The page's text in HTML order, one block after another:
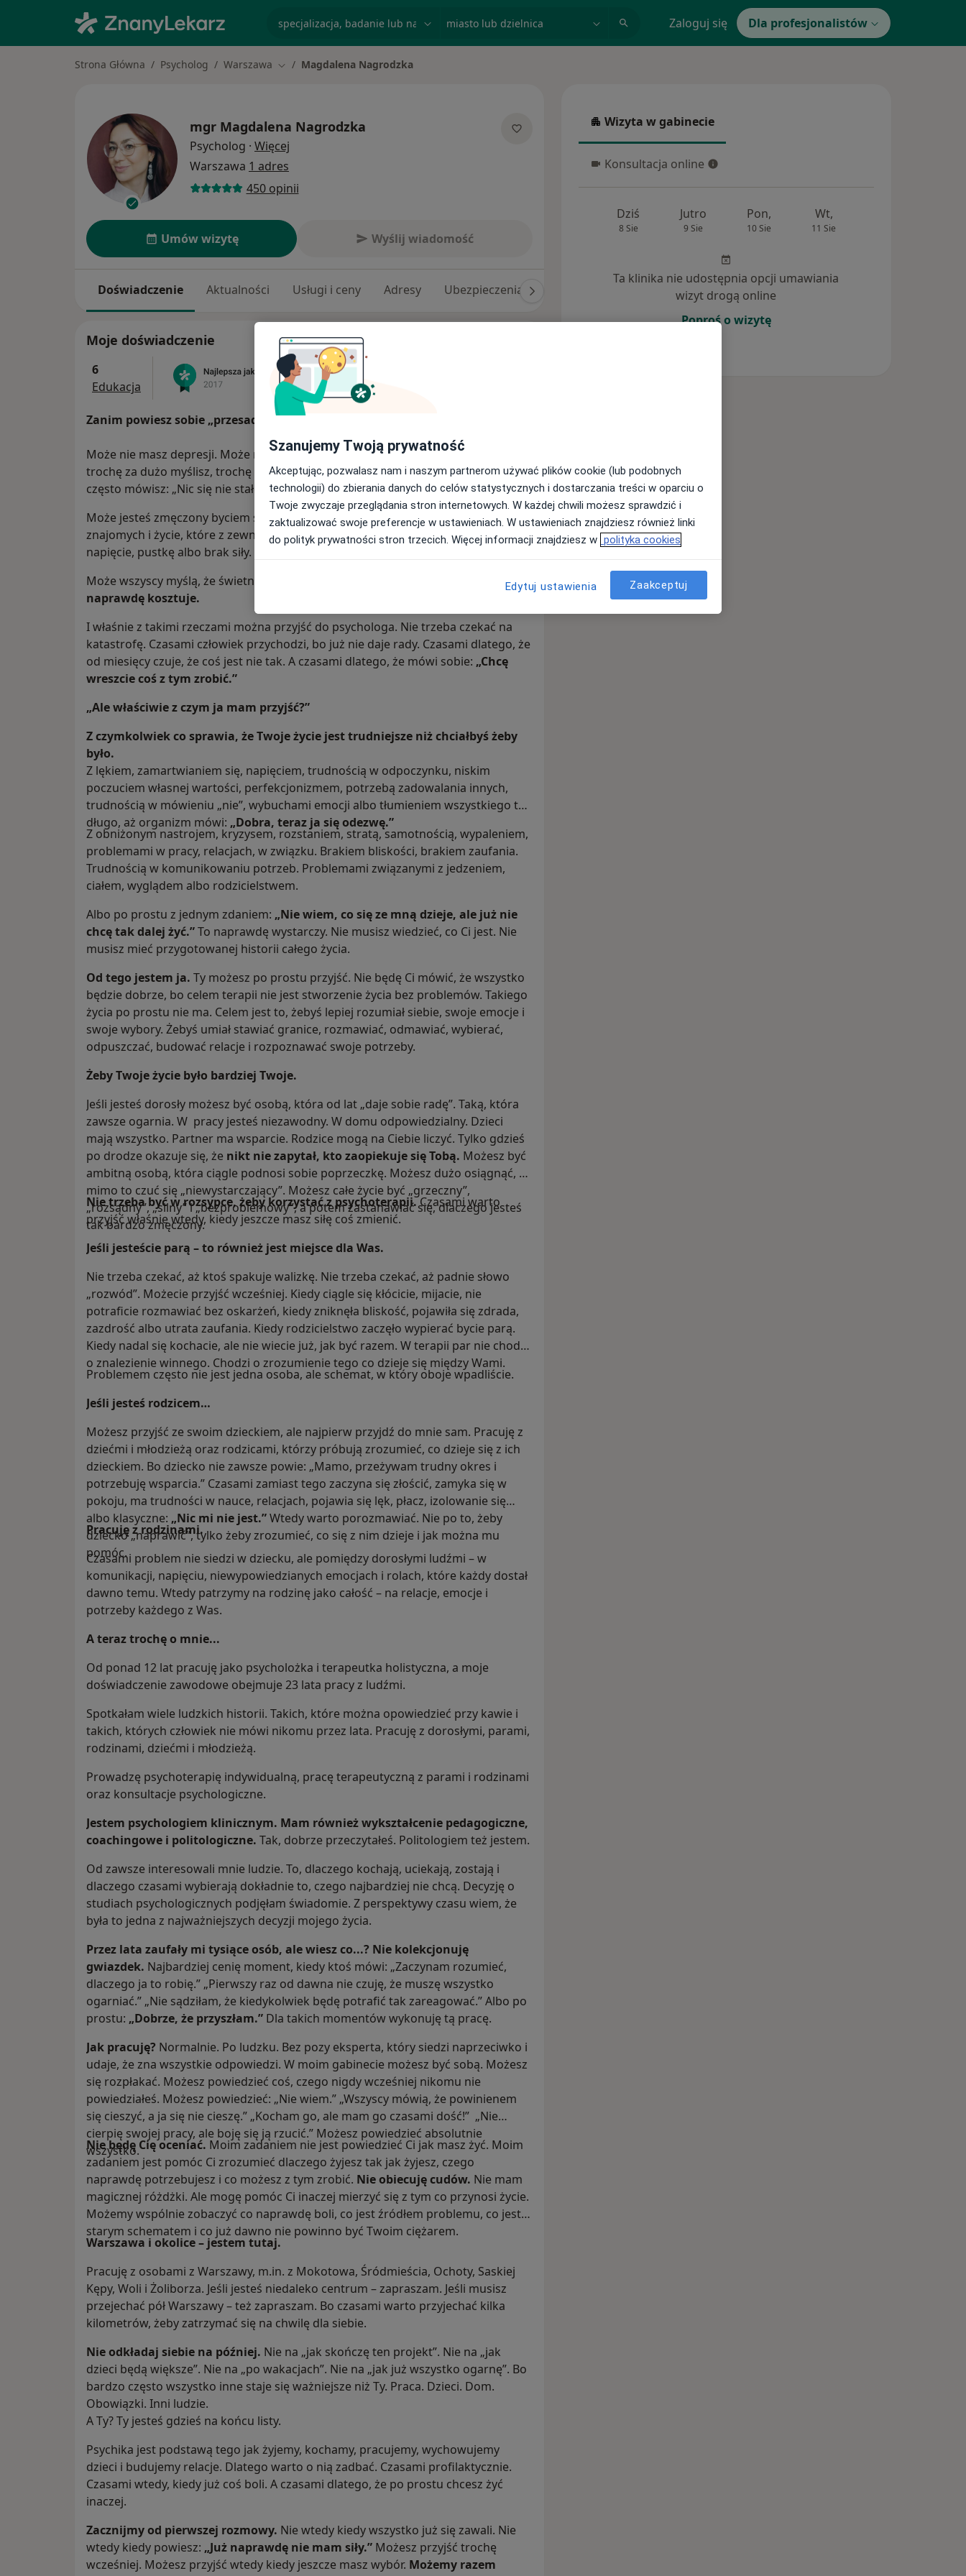
Zaloguj się Dla profesjonalistów
Strona Główna Psycholog Warszawa Zmień miasto
Magdalena Nagrodzka
mgr Magdalena Nagrodzka
Psycholog · Więcej
Warszawa 1 adres
450 opinii
Umów wizytę Wyślij wiadomość
Doświadczenie Aktualności Usługi i ceny Adresy Ubezpieczenia
Moje doświadczenie
6
Edukacja
Zanim powiesz sobie „przesadzam” – przeczytaj.
Może nie masz depresji. Może nie masz „prawdziwego problemu”. Może tylko
trochę za dużo myślisz, trochę za bardzo się wszystkim przejmujesz, trochę za
często mówisz: „Nic się nie stało”, kiedy właśnie coś się stało.
Może jesteś zmęczony byciem silnym. Masz pracę, dzieci, partnera, mieszkanie,
znajomych i życie, które z zewnątrz wygląda dobrze. A mimo to w środku czujesz
napięcie, pustkę albo brak siły.
Może wszyscy myślą, że świetnie sobie radzisz.
naprawdę kosztuje.
I właśnie z takimi rzeczami można przyjść do psychologa. Nie trzeba czekać na
katastrofę. Czasami człowiek przychodzi, bo już nie daje rady. Czasami dlatego, że
od miesięcy czuje, że coś jest nie tak. A czasami dlatego, że mówi sobie: „Chcę
wreszcie coś z tym zrobić.”
„Ale właściwie z czym ja mam przyjść?”
Z czymkolwiek co sprawia, że Twoje życie jest trudniejsze niż chciałbyś żeby
było.
Z lękiem, zamartwianiem się, napięciem, trudnością w odpoczynku, niskim
poczuciem własnej wartości, perfekcjonizmem, potrzebą zadowalania innych,
trudnością w mówieniu „nie”, wybuchami emocji albo tłumieniem wszystkiego tak
długo, aż organizm mówi: „Dobra, teraz ja się odezwę.”
Z obniżonym nastrojem, kryzysem, rozstaniem, stratą, samotnością, wypaleniem,
problemami w pracy, relacjach, w związku. Brakiem bliskości, brakiem zaufania.
Trudnością w komunikowaniu potrzeb. Problemami związanymi z jedzeniem,
ciałem, wyglądem albo rodzicielstwem.
Albo po prostu z jednym zdaniem: „Nie wiem, co się ze mną dzieje, ale już nie
chcę tak dalej żyć.”To naprawdę wystarczy. Nie musisz wiedzieć, co Ci jest. Nie
musisz mieć przygotowanej historii całego życia.
Od tego jestem ja. Ty możesz po prostu przyjść. Nie będę Ci mówić, że wszystko
będzie dobrze, bo celem terapii nie jest stworzenie życia bez problemów. Takiego
życia po prostu nie ma. Celem jest to, żebyś lepiej rozumiał siebie, swoje emocje i
swoje wybory. Żebyś umiał stawiać granice, rozmawiać, odmawiać, wybierać,
odpuszczać, budować relacje i rozpoznawać swoje potrzeby.
Żeby Twoje życie było bardziej Twoje.
Jeśli jesteś dorosły możesz być osobą, która od lat „daje sobie radę”. Taką, która
zawsze ogarnia. W pracy jesteś niezawodny. W domu odpowiedzialny. Dzieci
mają wszystko. Partner ma wsparcie. Rodzice mogą na Ciebie liczyć. Tylko gdzieś
po drodze okazuje się, że nikt nie zapytał, kto zaopiekuje się Tobą. Możesz być
ambitną osobą, która ciągle podnosi sobie poprzeczkę. Możesz dużo osiągnąć, a
mimo to czuć się „niewystarczający”. Możesz całe życie być „grzeczny”,
„rozsądny”, „silny” i „bezproblemowy”, a potem zastanawiać się, dlaczego jesteś
tak bardzo zmęczony.
Nie trzeba być w rozsypce, żeby korzystać z psychoterapii.Czasami warto
przyjść właśnie wtedy, kiedy jeszcze masz siłę coś zmienić.
Jeśli jesteście parą – to również jest miejsce dla Was.
Nie trzeba czekać, aż ktoś spakuje walizkę. Nie trzeba czekać, aż padnie słowo
„rozwód”. Możecie przyjść wcześniej. Kiedy ciągle się kłócicie, mijacie, nie
potraficie rozmawiać bez oskarżeń, kiedy zniknęła bliskość, pojawiła się zdrada,
zazdrość albo utrata zaufania. Kiedy rodzicielstwo zaczęło wypierać bycie parą.
Kiedy nadal się kochacie, ale nie wiecie już, jak być razem. W terapii par nie chodzi
o znalezienie winnego. Chodzi o zrozumienie tego co dzieje się między Wami.
Problemem często nie jest jedna osoba, ale schemat, w który oboje wpadliście.
Jeśli jesteś rodzicem…
Możesz przyjść ze swoim dzieckiem, ale najpierw przyjdź do mnie sam. Pracuję z
dziećmi i młodzieżą oraz rodzicami, którzy próbują zrozumieć, co dzieje się z ich
dzieckiem. Bo dziecko nie zawsze powie: „Mamo, przeżywam trudny okres i
potrzebuję wsparcia.” Czasami zamiast tego zaczyna się złościć, zamyka się w
pokoju, ma trudności w nauce, relacjach, pojawia się lęk, płacz, izolowanie się
albo klasyczne: „Nic mi nie jest.”Wtedy warto porozmawiać. Nie po to, żeby
dziecko „naprawić”, tylko żeby zrozumieć, co się z nim dzieje i jak można mu
pomóc.
Pracuję z rodzinami.
Czasami problem nie siedzi w dziecku, ale pomiędzy dorosłymi ludźmi – w
komunikacji, napięciu, niewypowiedzianych emocjach i rolach, które każdy dostał
dawno temu. Wtedy patrzymy na rodzinę jako całość – na relacje, emocje i
potrzeby każdego z Was.
A teraz trochę o mnie...
Od ponad 12 lat pracuję jako psycholożka i terapeutka holistyczna, a moje
doświadczenie zawodowe obejmuje 23 lata pracy z ludźmi.
Spotkałam wiele ludzkich historii. Takich, które można opowiedzieć przy kawie i
takich, których człowiek nie mówi nikomu przez lata. Pracuję z dorosłymi, parami,
rodzinami, dziećmi i młodzieżą.
Prowadzę psychoterapię indywidualną, pracę terapeutyczną z parami i rodzinami
oraz konsultacje psychologiczne.
Jestem psychologiem klinicznym. Mam również wykształcenie pedagogiczne,
coachingowe i politologiczne. Tak, dobrze przeczytałeś. Politologiem też jestem.
Od zawsze interesowali mnie ludzie. To, dlaczego kochają, uciekają, zostają i
dlaczego czasami wybierają dokładnie to, czego najbardziej nie chcą. Decyzję o
studiach psychologicznych podjęłam świadomie. Z perspektywy czasu wiem, że
była to jedna z najważniejszych decyzji mojego życia.
Przez lata zaufały mi tysiące osób, ale wiesz co...? Nie kolekcjonuję
gwiazdek. Najbardziej cenię moment, kiedy ktoś mówi: „Zaczynam rozumieć,
dlaczego ja to robię.” „Pierwszy raz od dawna nie czuję, że muszę wszystko
ogarniać.” „Nie sądziłam, że kiedykolwiek będę potrafić tak zareagować.” Albo po
prostu: „Dobrze, że przyszłam.” Dla takich momentów wykonuję tą pracę.
Jak pracuję? Normalnie. Po ludzku. Bez pozy eksperta, który siedzi naprzeciwko i
udaje, że zna wszystkie odpowiedzi. W moim gabinecie możesz być sobą. Możesz
się rozpłakać. Możesz powiedzieć coś, czego nigdy wcześniej nikomu nie
powiedziałeś. Możesz powiedzieć: „Nie wiem.” „Wszyscy mówią, że powinienem
się cieszyć, a ja się nie cieszę.” „Kocham go, ale mam go czasami dość!” „Nie
cierpię swojej pracy, ale boję się ją rzucić.” Możesz powiedzieć absolutnie
wszystko.
Nie będę Cię oceniać. Moim zadaniem nie jest powiedzieć Ci jak masz żyć. Moim
zadaniem jest pomóc Ci zrozumieć dlaczego żyjesz tak jak żyjesz, czego
naprawdę potrzebujesz i co możesz z tym zrobić. Nie obiecuję cudów. Nie mam
magicznej różdżki. Ale mogę pomóc Ci inaczej mierzyć się z tym co przynosi życie.
Możemy wspólnie zobaczyć co naprawdę boli, co jest źródłem problemu, co jest
starym schematem i co już dawno nie powinno być Twoim ciężarem.
Warszawa i okolice – jestem tutaj.
Pracuję z osobami z Warszawy, m.in. z Mokotowa, Śródmieścia, Ochoty, Saskiej
Kępy, Woli i Żoliborza. Jeśli jesteś niedaleko centrum – zapraszam. Jeśli musisz
przejechać pół Warszawy – też zapraszam. Bo czasami warto przyjechać kilka
kilometrów, żeby zatrzymać się na chwilę dla siebie.
Nie odkładaj siebie na później. Nie na „jak skończę ten projekt”. Nie na „jak
dzieci będą większe”. Nie na „po wakacjach”. Nie na „jak już wszystko ogarnę”. Bo
bardzo często wszystko inne staje się ważniejsze niż Ty. Praca. Dzieci. Dom.
Obowiązki. Inni ludzie.
A Ty? Ty jesteś gdzieś na końcu listy.
Psychika jest podstawą tego jak żyjemy, kochamy, pracujemy, wychowujemy
dzieci i budujemy relacje. Dlatego warto o nią zadbać. Czasami profilaktycznie.
Czasami wtedy, kiedy już coś boli. A czasami dlatego, że po prostu chcesz żyć
inaczej.
Zacznijmy od pierwszej rozmowy. Nie wtedy kiedy wszystko już się zawali. Nie
wtedy kiedy powiesz: „Już naprawdę nie mam siły.” Możesz przyjść trochę
wcześniej. Możesz przyjść wtedy kiedy jeszcze masz wybór. Możemy razem
Wizyta w gabinecie
Wizyta w gabinecie
Konsultacja online
Konsultacja online
Dziś
8 Sie
Jutro
9 Sie
Pon,
10 Sie
Wt,
11 Sie
Ta klinika nie udostępnia opcji umawiania
wizyt drogą online
Poproś o wizytę
Szanujemy Twoją prywatność
Akceptując, pozwalasz nam i naszym partnerom używać plików cookie (lub podobnych
technologii) do zbierania danych do celów statystycznych i dostarczania treści w oparciu o
Twoje zwyczaje przeglądania stron internetowych. W każdej chwili możesz sprawdzić i
zaktualizować swoje preferencje w ustawieniach. W ustawieniach znajdziesz również linki
do polityk prywatności stron trzecich. Więcej informacji znajdziesz w polityka cookies
Edytuj ustawienia Zaakceptuj